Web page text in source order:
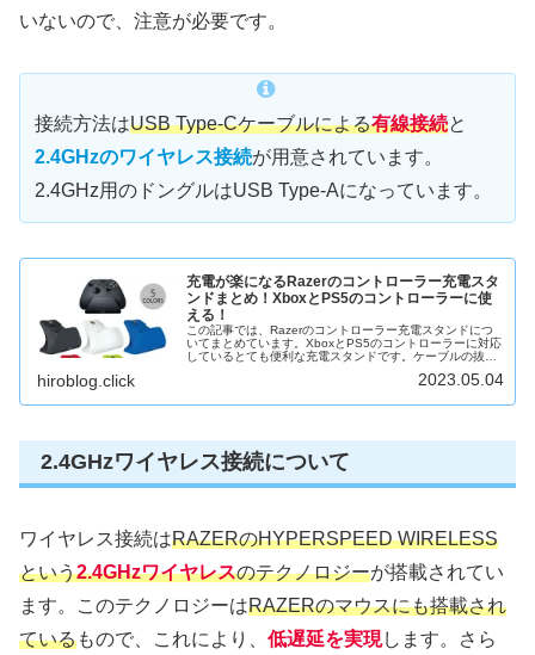
いないので、注意が必要です。
接続方法はUSB Type-Cケーブルによる有線接続と
2.4GHzのワイヤレス接続が用意されています。
2.4GHz用のドングルはUSB Type-Aになっています。
充電が楽になるRazerのコントローラー充電スタ
ンドまとめ！XboxとPS5のコントローラーに使
える！
この記事では、Razerのコントローラー充電スタンドにつ
いてまとめています。XboxとPS5のコントローラーに対応
しているとても便利な充電スタンドです。ケーブルの抜き
hiroblog.click 2023.05.04
2.4GHzワイヤレス接続について
ワイヤレス接続はRAZERのHYPERSPEED WIRELESS
という2.4GHzワイヤレスのテクノロジーが搭載されてい
ます。このテクノロジーはRAZERのマウスにも搭載され
ているもので、これにより、 低遅延を実現します。さら